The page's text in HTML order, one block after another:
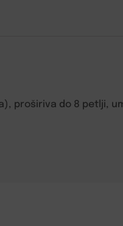
proširiva do 8 petlji,